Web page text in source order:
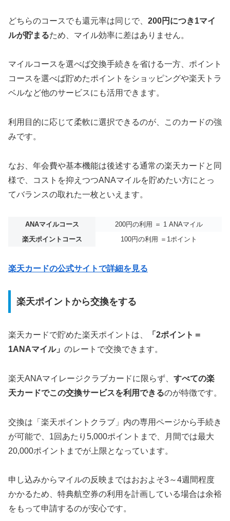
どちらのコースでも還元率は同じで、 200円につき1マイ
ルが貯まるため、マイル効率に差はありません。
マイルコースを選べば交換手続きを省ける一方、ポイント
コースを選べば貯めたポイントをショッピングや楽天トラ
ベルなど他のサービスにも活用できます。
利用目的に応じて柔軟に選択できるのが、このカードの強
みです。
なお、年会費や基本機能は後述する通常の楽天カードと同
様で、コストを抑えつつANAマイルを貯めたい方にとっ
てバランスの取れた一枚といえます。
ANAマイルコース
200円の利用 ＝ 1 ANAマイル
楽天ポイントコース
100円の利用 ＝1ポイント
楽天カードの公式サイトで詳細を見る
楽天ポイントから交換をする
楽天カードで貯めた楽天ポイントは、
「2ポイント＝
1ANAマイル」 のレートで交換できます。
楽天ANAマイレージクラブカードに限らず、 すべての楽
天カードでこの交換サービスを利用できるのが特徴です。
交換は「楽天ポイントクラブ」内の専用ページから手続き
が可能で、1回あたり5,000ポイントまで、月間では最大
20,000ポイントまでが上限となっています。
申し込みからマイルの反映まではおおよそ3～4週間程度
かかるため、特典航空券の利用を計画している場合は余裕
をもって申請するのが安心です。